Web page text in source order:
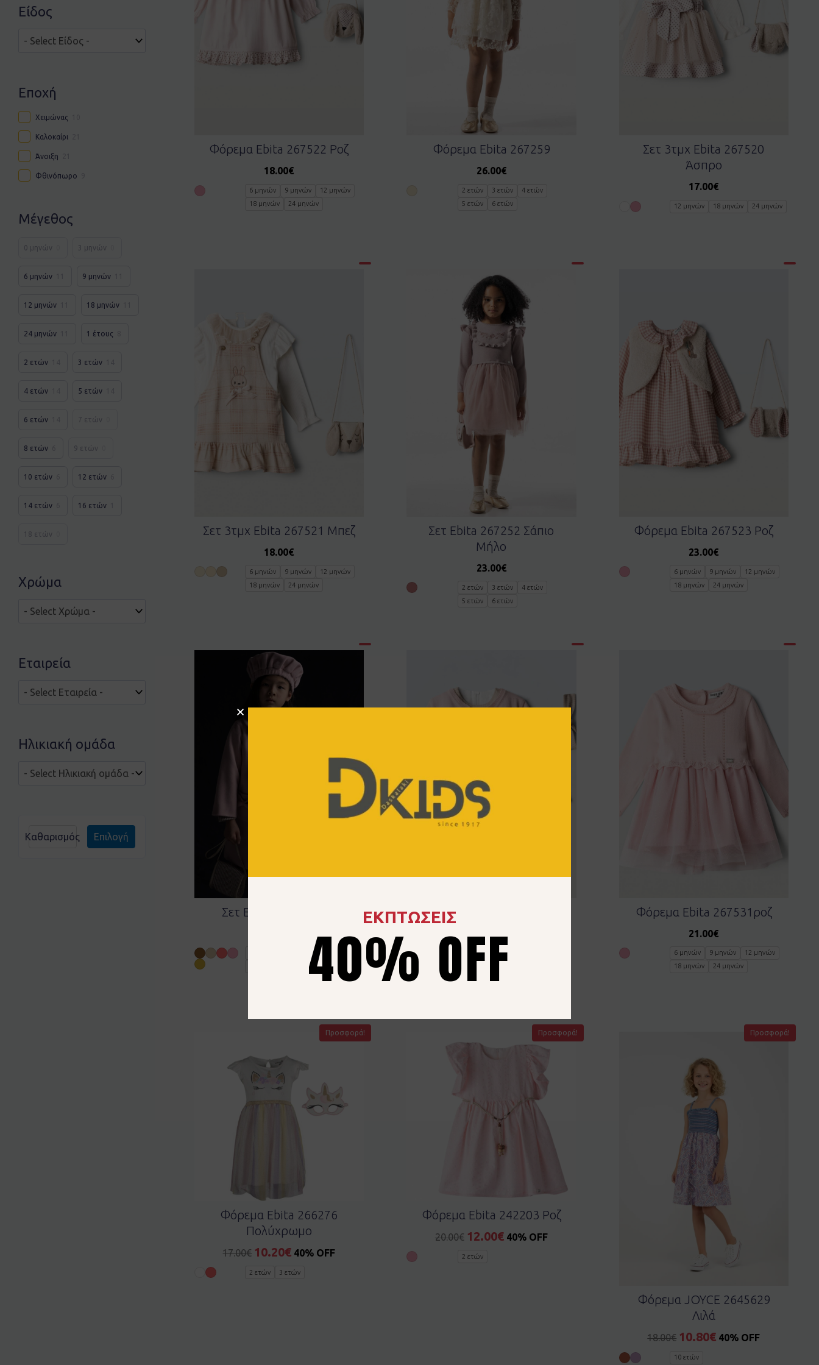
Είδος
Εποχή
Χειμώνας
Καλοκαίρι
Άνοιξη
Φθινόπωρο
Μέγεθος
0 μηνών 3 μηνών
6 μηνών 9 μηνών
12 μηνών 18 μηνών
24 μηνών 1 έτους
2 ετών 3 ετών
4 ετών 5 ετών
6 ετών 7 ετών
8 ετών 9 ετών
10 ετών 12 ετών
14 ετών 16 ετών
18 ετών
Χρώμα
Εταιρεία
Ηλικιακή ομάδα
Επιλογή
Καθαρισμός
Φόρεμα Ebita 267522 Ροζ
18.00€
6 μηνών 9 μηνών
12 μηνών
18 μηνών
24 μηνών
Φόρεμα Ebita 267259
26.00€
2 ετών 3 ετών
4 ετών
5 ετών
6 ετών
Σετ 3τμχ Ebita 267520
Άσπρο
17.00€
12 μηνών 18 μηνών 24 μηνών
Σετ 3τμχ Ebita 267521 Μπεζ
18.00€
6 μηνών 9 μηνών
12 μηνών
18 μηνών
24 μηνών
Σετ Ebita 267252 Σάπιο
Μήλο
23.00€
2 ετών 3 ετών
4 ετών
5 ετών
6 ετών
Φόρεμα Ebita 267523 Ροζ
23.00€
6 μηνών 9 μηνών
12 μηνών
18 μηνών
24 μηνών
Σετ Ebita 267261 Ροζ
4 ετών
Σετ Ebita 267532 Μπεζ
6 μηνών 9 μηνών
Φόρεμα Ebita 267531ροζ
21.00€
6 μηνών 9 μηνών
12 μηνών
18 μηνών
24 μηνών
Προσφορά!
Φόρεμα Ebita 266276
Πολύχρωμο
17.00€ 10.20€ 40% OFF
2 ετών 3 ετών
Προσφορά!
Φόρεμα Ebita 242203 Ροζ
20.00€ 12.00€ 40% OFF
2 ετών
Προσφορά!
Φόρεμα JOYCE 2645629
Λιλά
18.00€ 10.80€ 40% OFF
10 ετών
ΕΚΠΤΩΣΕΙΣ
40% OFF